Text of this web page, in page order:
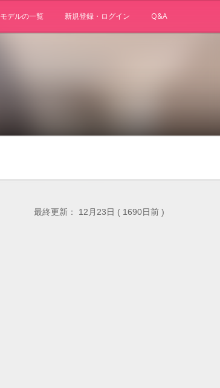
モデルの一覧 新規登録・ログイン Q&A
最終更新： 12月23日 ( 1690日前 )